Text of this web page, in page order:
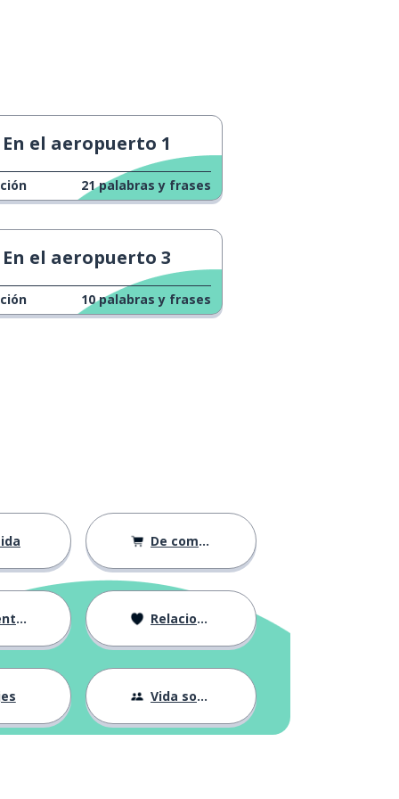
En el aeropuerto 1
21 palabras y frases
En el aeropuerto 3
10 palabras y frases
De compras
Relaciones
Vida social